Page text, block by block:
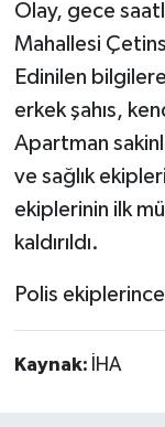
Olay, gece
Mahallesi
Edinilen
erkek şahıs,
Apartman
ve sağlık
ekiplerinin ilk
kaldırıldı.
Polis
Kaynak: İHA